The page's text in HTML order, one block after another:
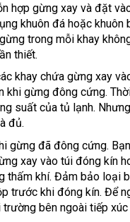
hợp gừng xay và đặt
khuôn đá hoặc khuôn
trong mỗi khay
thiết.
khay chứa gừng xay
khi gừng đông cứng.
suất của tủ lạnh.
đủ.
gừng đã đông cứng.
xay vào túi đóng kín
thấm khí. Đảm bảo loại
trước khi đóng kín. Để
bên ngoài tiếp